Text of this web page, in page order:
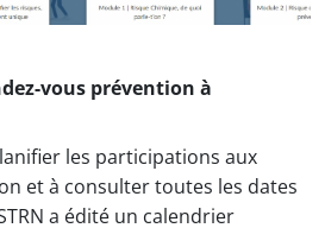
vous prévention à
les participations aux
et à consulter toutes les dates
a édité un calendrier